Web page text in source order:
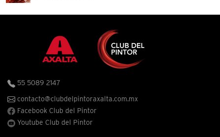
55 5089 2147
contacto@clubdelpintoraxalta.com.mx
Facebook Club del Pintor
Youtube Club del Pintor